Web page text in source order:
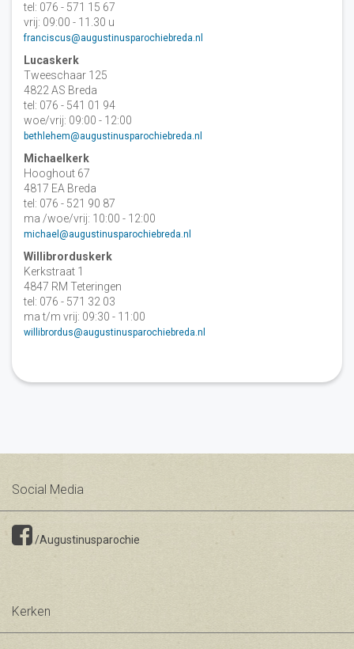
tel: 076 - 571 15 67
vrij: 09:00 - 11.30 u
franciscus@augustinusparochiebreda.nl
Lucaskerk
Tweeschaar 125
4822 AS Breda
tel: 076 - 541 01 94
woe/vrij: 09:00 - 12:00
bethlehem@augustinusparochiebreda.nl
Michaelkerk
Hooghout 67
4817 EA Breda
tel: 076 - 521 90 87
ma /woe/vrij: 10:00 - 12:00
michael@augustinusparochiebreda.nl
Willibrorduskerk
Kerkstraat 1
4847 RM Teteringen
tel: 076 - 571 32 03
ma t/m vrij: 09:30 - 11:00
willibrordus@augustinusparochiebreda.nl
Social Media
/Augustinusparochie
Kerken